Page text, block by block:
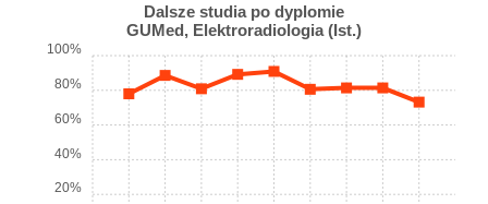
Dalsze studia po dyplomie
GUMed, Elektroradiologia (Ist.)
20%
40%
60%
80%
100%